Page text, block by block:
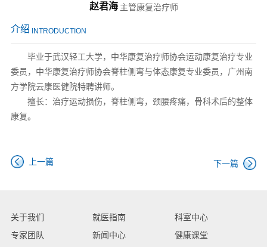
赵君海 主管康复治疗师
介绍 INTRODUCTION
毕业于武汉轻工大学，中华康复治疗师协会运动康复治疗专业
委员，中华康复治疗师协会脊柱侧弯与体态康复专业委员，广州南
方学院云康医健院特聘讲师。
擅长：治疗运动损伤，脊柱侧弯，颈腰疼痛，骨科术后的整体
康复。
上一篇 下一篇
关于我们 就医指南
科室中心
专家团队
新闻中心
健康课堂